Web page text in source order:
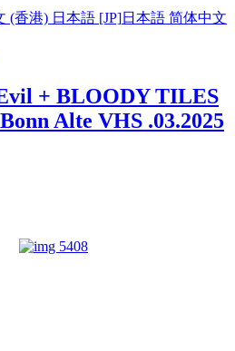
(香港) 日本語 [JP]日本語 简体中文
+ BLOODY TILES
Alte VHS .03.2025